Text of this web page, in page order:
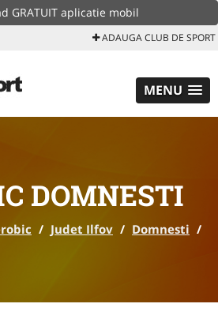
GRATUIT aplicatie mobil
ADAUGA CLUB DE SPORT
MENU
DOMNESTI
/ Judet Ilfov / Domnesti /